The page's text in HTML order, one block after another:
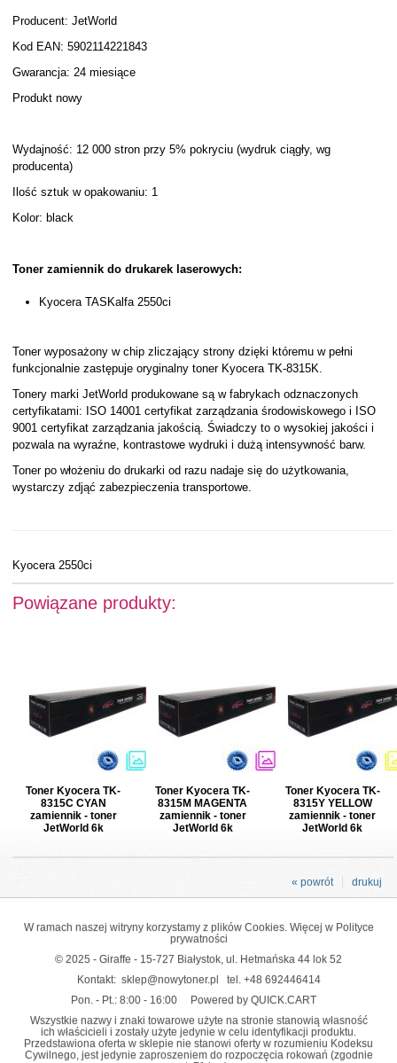
Producent: JetWorld
Kod EAN: 5902114221843
Gwarancja: 24 miesiące
Produkt nowy
Wydajność: 12 000 stron przy 5% pokryciu (wydruk ciągły, wg
producenta)
Ilość sztuk w opakowaniu: 1
Kolor: black
Toner zamiennik do drukarek laserowych:
Kyocera TASKalfa 2550ci
Toner wyposażony w chip zliczający strony dzięki któremu w pełni
funkcjonalnie zastępuje oryginalny toner Kyocera TK-8315K.
Tonery marki JetWorld produkowane są w fabrykach odznaczonych
certyfikatami: ISO 14001 certyfikat zarządzania środowiskowego i ISO
9001 certyfikat zarządzania jakością. Świadczy to o wysokiej jakości i
pozwala na wyraźne, kontrastowe wydruki i dużą intensywność barw.
Toner po włożeniu do drukarki od razu nadaje się do użytkowania,
wystarczy zdjąć zabezpieczenia transportowe.
Kyocera 2550ci
Powiązane produkty:
Toner Kyocera TK-
8315C CYAN
zamiennik - toner
JetWorld 6k
Toner Kyocera TK-
8315M MAGENTA
zamiennik - toner
JetWorld 6k
Toner Kyocera TK-
8315Y YELLOW
zamiennik - toner
JetWorld 6k
drukuj
« powrót
W ramach naszej witryny korzystamy z plików Cookies. Więcej w Polityce
prywatności
© 2025 - Giraffe - 15-727 Białystok, ul. Hetmańska 44 lok 52
Kontakt: sklep@nowytoner.pl tel. +48 692446414
Pon. - Pt.: 8:00 - 16:00
Powered by QUICK.CART
Wszystkie nazwy i znaki towarowe użyte na stronie stanowią własność
ich właścicieli i zostały użyte jedynie w celu identyfikacji produktu.
Przedstawiona oferta w sklepie nie stanowi oferty w rozumieniu Kodeksu
Cywilnego, jest jedynie zaproszeniem do rozpoczęcia rokowań (zgodnie